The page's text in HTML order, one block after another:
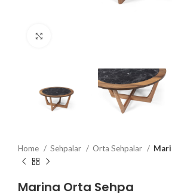
Home Sehpalar Orta Sehpalar
Marina Orta Sehpa